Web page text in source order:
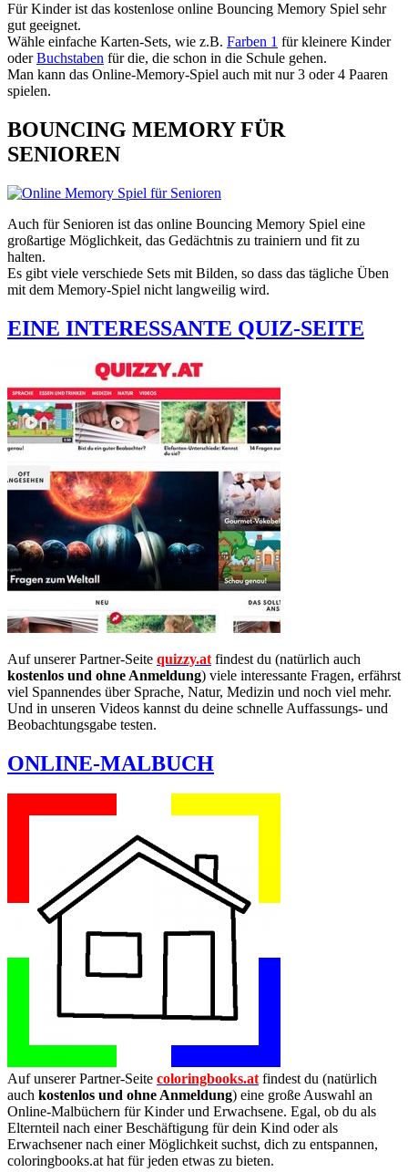
Für Kinder ist das kostenlose online Bouncing Memory Spiel sehr
gut geeignet.
Wähle einfache Karten-Sets, wie z.B. Farben 1 für kleinere Kinder
oderBuchstaben für die, die schon in die Schule gehen.
Man kann das Online-Memory-Spiel auch mit nur 3 oder 4 Paaren
spielen.
BOUNCING MEMORY FÜR
SENIOREN
Auch für Senioren ist das online Bouncing Memory Spiel eine
großartige Möglichkeit, das Gedächtnis zu trainiern und fit zu
halten.
Es gibt viele verschiede Sets mit Bilden, so dass das tägliche Üben
mit dem Memory-Spiel nicht langweilig wird.
EINE INTERESSANTE QUIZ-SEITE
Auf unserer Partner-Seite quizzy.at findest du (natürlich auch
kostenlos und ohne Anmeldung) viele interessante Fragen, erfährst
viel Spannendes über Sprache, Natur, Medizin und noch viel mehr.
Und in unseren Videos kannst du deine schnelle Auffassungs- und
Beobachtungsgabe testen.
ONLINE-MALBUCH
Auf unserer Partner-Seite coloringbooks.atfindest du (natürlich
auch kostenlos und ohne Anmeldung) eine große Auswahl an
Online-Malbüchern für Kinder und Erwachsene. Egal, ob du als
Elternteil nach einer Beschäftigung für dein Kind oder als
Erwachsener nach einer Möglichkeit suchst, dich zu entspannen,
coloringbooks.at hat für jeden etwas zu bieten.